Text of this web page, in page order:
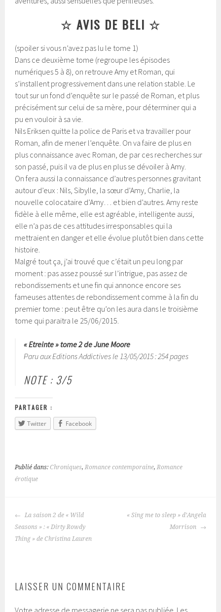
☆ AVIS DE BELI ☆
(spoiler si vous n’avez pas lu le tome 1)
Dans ce deuxième tome (regroupe les épisodes
numériques 5 à 8), on retrouve Amy et Roman, qui
s’installent progressivement dans une relation stable. Le
tout sur un fond d’enquête sur le passé de Roman, et plus
précisément sur celui de sa mère, pour déterminer qui a
pu en vouloir à sa vie.
Nils Eriksen quitte la police de Paris et va travailler pour
Roman, afin de mener l’enquête. On va faire de plus en
plus connaissance avec Roman, de par ces recherches sur
son passé, puis il va de plus en plus se dévoiler à Amy.
On fera aussi la connaissance d’autres personnes gravitant
autour d’eux : Nils, Sibylle, la sœur d’Amy, Charlie, la
nouvelle colocataire d’Amy… et bien d’autres. Amy reste
fidèle à elle même, elle est agréable, intelligente aussi,
elle n’a pas de ces attitudes irresponsables qui la
mettraient en danger et elle évolue plutôt bien dans cette
histoire.
Malgré tout ça, j’ai trouvé que c’était un peu long par
moment : pas assez poussé sur l’intrigue, pas assez de
rebondissements et une fin qui annonce encore ses
fameuses attentes de rebondissement comme à la fin du
premier tome : peut être qu’on les aura dans le troisième
tome qui paraitra le 25/06/2015.
« Etreinte » tome 2 de June Moore
Paru aux Editions Addictives le 13/05/2015 : 254 pages
NOTE : 3/5
PARTAGER :
Twitter
Facebook
Publié dans:Chroniques,Romance contemporaine,Romance
érotique
NAVIGATION
DES
La saison 2 de « Wild
Seasons » : « Dirty Rowdy
Thing » de Christina Lauren
« Sing me to sleep » d’Angela
Morrison
LAISSER UN COMMENTAIRE
Votre adresse de messagerie ne sera pas publiée. Les